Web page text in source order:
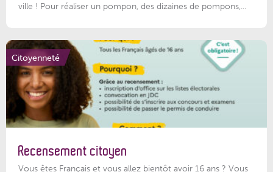
ville ! Pour réaliser un pompon, des dizaines de pompons,...
Citoyenneté
Recensement citoyen
Vous êtes Français et vous allez bientôt avoir 16 ans ? Vous